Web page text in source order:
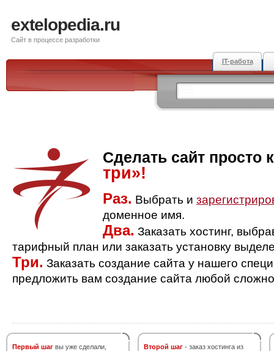
extelopedia.ru
Сайт в процессе разработки
IT-работа
Сделать сайт просто
три»!
Раз. Выбрать и
доменное имя.
Два. Заказать хостинг,
тарифный план или заказать установку
Три. Заказать создание сайта у нашего
предложить вам создание сайта любой
Первый шаг вы уже сделали,
Второй шаг - заказ хостинга из